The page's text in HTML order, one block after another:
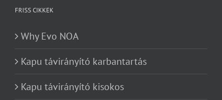
FRISS CIKKEK
Why Evo NOA
Kapu távirányító karbantartás
Kapu távirányító kisokos